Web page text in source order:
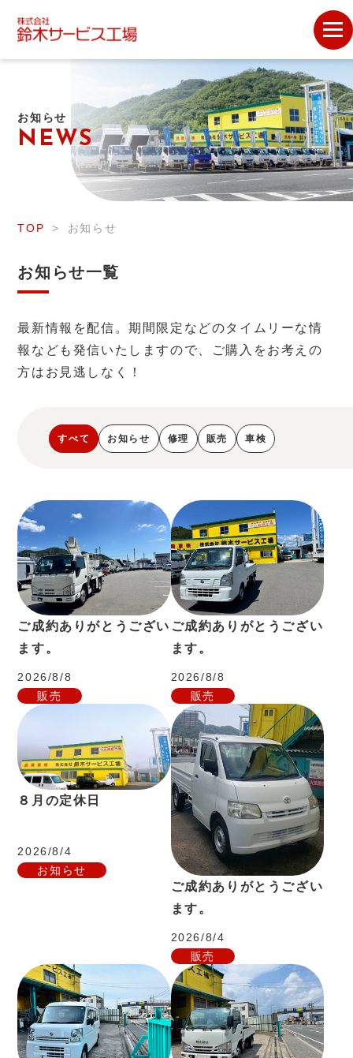
お知らせ
NEWS
TOP お知らせ
お知らせ一覧
最新情報を配信。期間限定などのタイムリーな情
報なども発信いたしますので、ご購入をお考えの
方はお見逃しなく！
すべて お知らせ 修理 販売 車検
ご成約ありがとうござい
ます。
2026/8/8
販売
ご成約ありがとうござい
ます。
2026/8/8
販売
８月の定休日
2026/8/4
お知らせ
ご成約ありがとうござい
ます。
2026/8/4
販売